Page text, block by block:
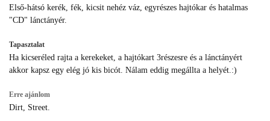
Első-hátsó kerék, fék, kicsit nehéz váz, egyrészes hajtókar és hatalmas
"CD" lánctányér.
Tapasztalat
Ha kicseréled rajta a kerekeket, a hajtókart 3részesre és a lánctányért
akkor kapsz egy elég jó kis bicót. Nálam eddig megállta a helyét.:)
Erre ajánlom
Dirt, Street.